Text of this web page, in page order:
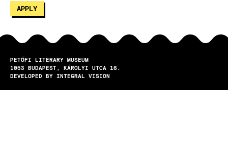
PETŐFI LITERARY MUSEUM
1053
BUDAPEST
KÁROLYI UTCA 16.
DEVELOPED BY INTEGRAL VISION